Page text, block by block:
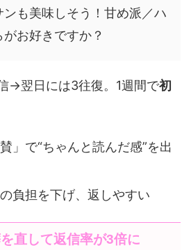
も美味しそう！甘め派／ハ
お好きですか？
→翌日には3往復。1週間で初
」で“ちゃんと読んだ感”を出
負担を下げ、返しやすい
直して返信率が3倍に